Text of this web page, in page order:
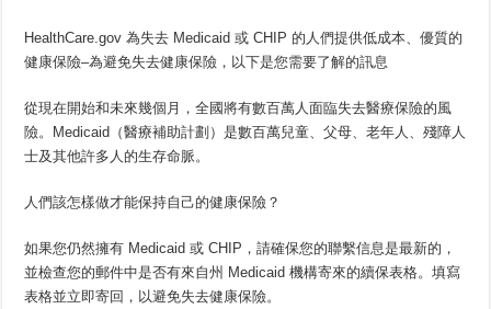
HealthCare.gov 為失去 Medicaid 或 CHIP 的人們提供低成本、優質的
健康保險–為避免失去健康保險，以下是您需要了解的訊息
從現在開始和未來幾個月，全國將有數百萬人面臨失去醫療保險的風
險。Medicaid（醫療補助計劃）是數百萬兒童、父母、老年人、殘障人
士及其他許多人的生存命脈。
人們該怎樣做才能保持自己的健康保險？
如果您仍然擁有 Medicaid 或 CHIP，請確保您的聯繫信息是最新的，
並檢查您的郵件中是否有來自州 Medicaid 機構寄來的續保表格。填寫
表格並立即寄回，以避免失去健康保險。